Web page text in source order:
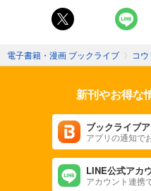
電子書籍・漫画 ブックライブ 〉 コ
新刊やお得な
ブックライブ
アプリの通知で
LINE公式アカ
アカウント連携